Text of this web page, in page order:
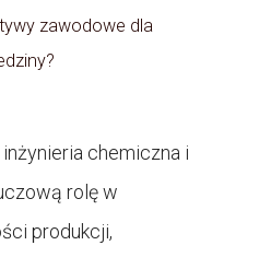
zawodowe dla
chemiczna i
rolę w
produkcji,